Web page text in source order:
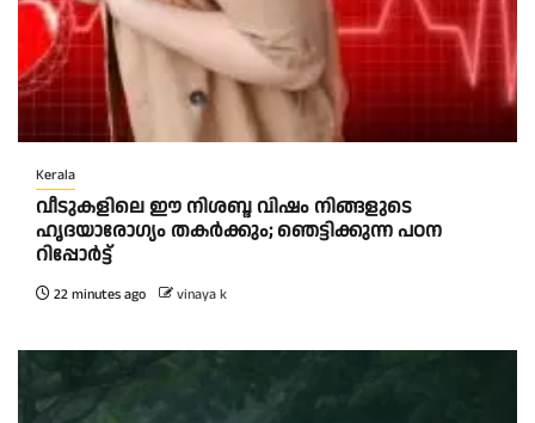
Kerala
വീടുകളിലെ ഈ നിശബ്ദ വിഷം നിങ്ങളുടെ
ഹൃദയാരോഗ്യം തകർക്കും; ഞെട്ടിക്കുന്ന പഠന
റിപ്പോർട്ട്
22 minutes ago vinaya k